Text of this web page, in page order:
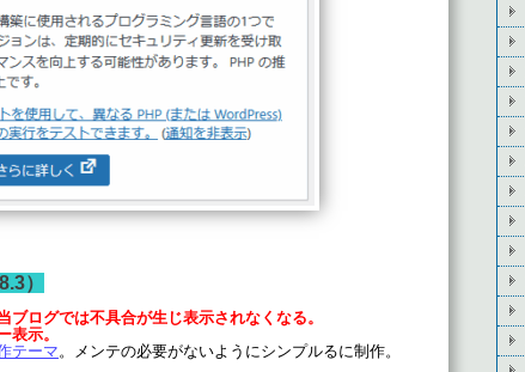
）
ログでは不具合が生じ表示されなくなる。
表示。
テーマ。メンテの必要がないようにシンプルるに制作。